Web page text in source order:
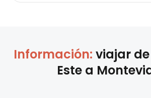
Información: viajar de
Este a